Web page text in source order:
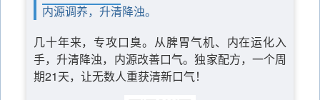
内源调养，升清降浊。
几十年来，专攻口臭。从脾胃气机、内在运化入
手，升清降浊，内源改善口气。独家配方，一个周
期21天，让无数人重获清新口气！